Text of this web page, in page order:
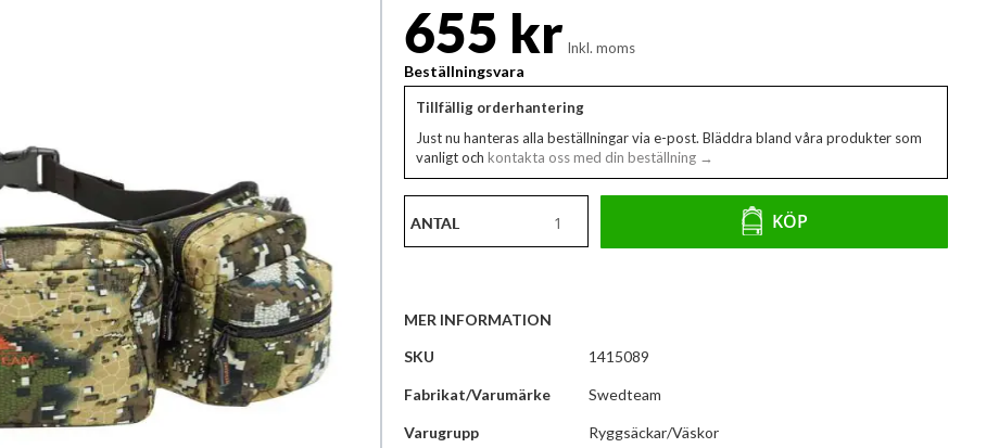
655 kr Inkl. moms
Beställningsvara
Tillfällig orderhantering
Just nu hanteras alla beställningar via e-post. Bläddra bland våra produkter som
vanligt och kontakta oss med din beställning →
ANTAL KÖP
MER INFORMATION
Mer
SKU 1415089
Fabrikat/Varumärke Swedteam
Varugrupp Ryggsäckar/Väskor